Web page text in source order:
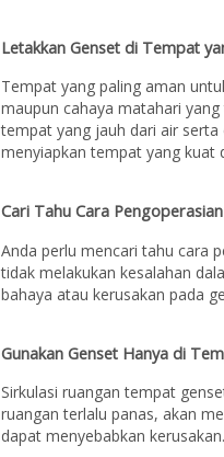
Letakkan Genset di Tempat
Tempat yang paling aman
maupun cahaya matahari
tempat yang jauh dari air
menyiapkan tempat yang kuat
Cari Tahu Cara
Anda perlu mencari tahu cara
tidak melakukan kesalahan
bahaya atau kerusakan pada
Gunakan Genset Hanya di
Sirkulasi ruangan tempat
ruangan terlalu panas, akan
dapat menyebabkan kerusakan.